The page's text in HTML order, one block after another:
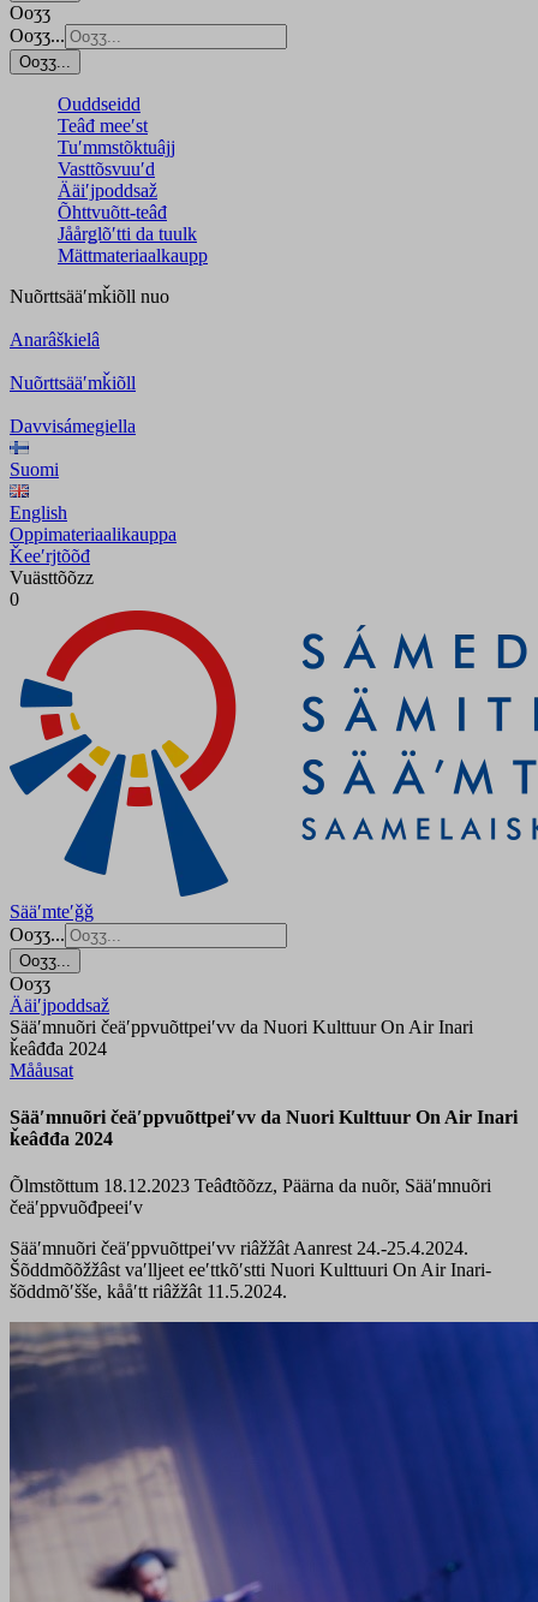
Ooʒʒ
Ooʒʒ...
Ooʒʒ...
Ouddseidd
Teâđ meeʹst
Tuʹmmstõktuâjj
Vasttõsvuuʹd
Ääiʹjpoddsaž
Õhttvuõtt-teâđ
Jåårǥlõʹtti da tuulk
Mättmateriaalkaupp
Nuõrttsääʹmǩiõll nuo
Anarâškielâ
Nuõrttsääʹmǩiõll
Davvisámegiella
Suomi
English
Oppimateriaalikauppa
Ǩeeʹrjtõõđ
Vuästtõõzz
0
Sääʹmteʹǧǧ
Ooʒʒ...
Ooʒʒ...
Ooʒʒ
Ääiʹjpoddsaž
Sääʹmnuõri čeäʹppvuõttpeiʹvv da Nuori Kulttuur On Air Inari
ǩeâđđa 2024
Mååusat
Sääʹmnuõri čeäʹppvuõttpeiʹvv da Nuori Kulttuur On Air Inari
ǩeâđđa 2024
Õlmstõttum 18.12.2023 Teâđtõõzz, Päärna da nuõr, Sääʹmnuõri
čeäʹppvuõđpeeiʹv
Sääʹmnuõri čeäʹppvuõttpeiʹvv riâžžât Aanrest 24.-25.4.2024.
Šõddmõõžžâst vaʹlljeet eeʹttkõʹstti Nuori Kulttuuri On Air Inari-
šõddmõʹšše, kååʹtt riâžžât 11.5.2024.